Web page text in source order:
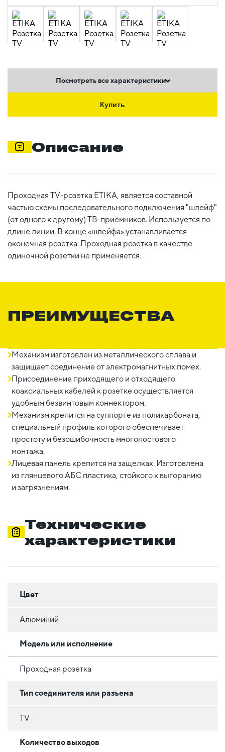
Посмотреть все характеристики
Купить
Описание
Проходная TV-розетка ETIKA, является составной
частью схемы последовательного подключения "шлейф"
(от одного к другому) ТВ-приёмников. Используется по
длине линии. В конце «шлейфа» устанавливается
оконечная розетка. Проходная розетка в качестве
одиночной розетки не применяется.
ПРЕИМУЩЕСТВА
Механизм изготовлен из металлического сплава и
защищает соединение от электромагнитных помех.
Присоединение приходящего и отходящего
коаксиальных кабелей к розетке осуществляется
удобным безвинтовым коннектором.
Механизм крепится на суппорте из поликарбоната,
специальный профиль которого обеспечивает
простоту и безошибочность многопостового
монтажа.
Лицевая панель крепится на защелках. Изготовлена
из глянцевого АБС пластика, стойкого к выгоранию
и загрязнениям.
Технические
характеристики
Цвет
Алюминий
Модель или исполнение
Проходная розетка
Тип соединителя или разъема
TV
Количество выходов